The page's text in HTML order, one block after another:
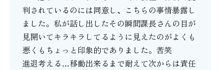
判されているのには同意し、こちらの事情暴露し
ました。私が話し出したその瞬間課長さんの目が
見開いてキラキラしてるように見えたのがよくも
悪くもちょっと印象的でありました。苦笑
進退考える…移動出来るまで耐えて次からは責任